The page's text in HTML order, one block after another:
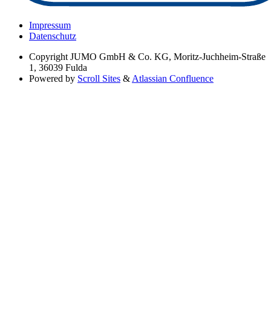
Impressum
Datenschutz
Copyright JUMO GmbH & Co. KG, Moritz-Juchheim-Straße
1, 36039 Fulda
Powered by Scroll Sites & Atlassian Confluence